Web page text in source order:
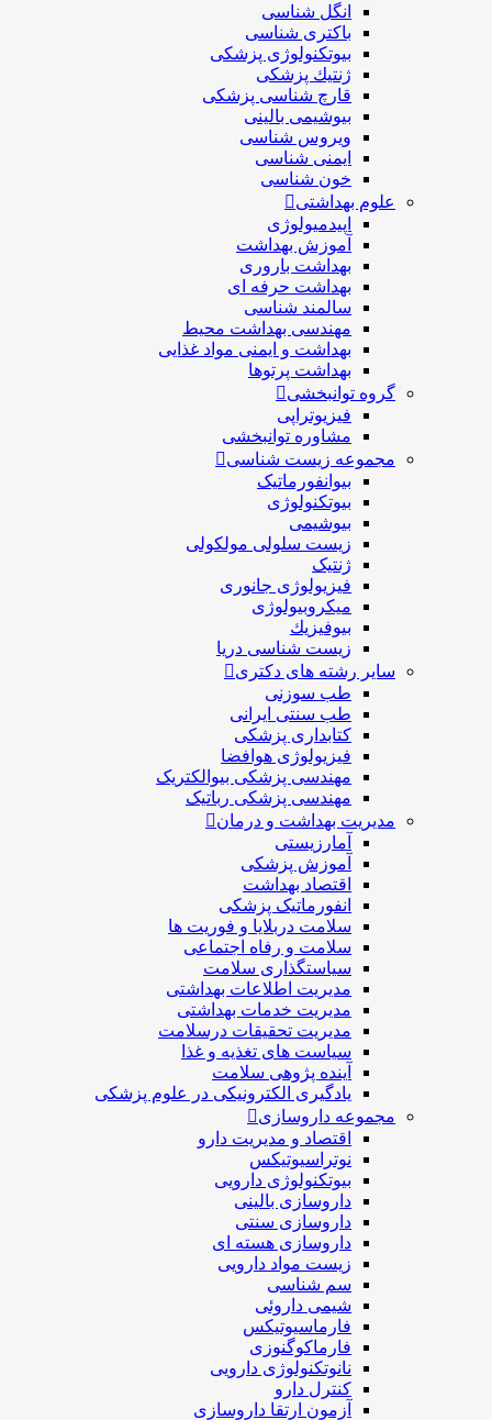
انگل شناسی
باکتری شناسی
بیوتکنولوژی پزشکی
ژنتيك پزشکی
قارچ شناسی پزشكی
بیوشیمی بالینی
ویروس شناسی
ایمنی شناسی
خون شناسی
علوم بهداشتی
اپیدمیولوژی
آموزش بهداشت
بهداشت باروری
بهداشت حرفه ای
سالمند شناسی
مهندسی بهداشت محيط
بهداشت و ایمنی مواد غذایی
بهداشت پرتوها
گروه توانبخشی
فیزیوتراپی
مشاوره توانبخشی
مجموعه زیست شناسی
بیوانفورماتیک
بیوتکنولوژی
بیوشیمی
زیست سلولی مولکولی
ژنتیک
فیزیولوژی جانوری
میکروبیولوژی
بيوفيزيك
زیست شناسی دریا
سایر رشته های دکتری
طب سوزنی
طب سنتی ایرانی
کتابداری پزشکی
فیزیولوژی هوافضا
مهندسی پزشکی بیوالکتریک
مهندسی پزشکی رباتیک
مدیریت بهداشت و درمان
آمارزیستی
آموزش پزشکی
اقتصاد بهداشت
انفورماتیک پزشکی
سلامت دربلايا و فوريت ها
سلامت و رفاه اجتماعی
سیاستگذاری سلامت
مدیریت اطلاعات بهداشتی
مدیریت خدمات بهداشتی
مدیریت تحقیقات درسلامت
سیاست های تغذیه و غذا
آینده پژوهی سلامت
یادگیری الکترونیکی در علوم پزشکی
مجموعه داروسازی
اقتصاد و مديريت دارو
نوتراسیوتیکس
بيوتكنولوژی دارویی
داروسازی بالينی
داروسازی سنتی
داروسازی هسته ای
زیست مواد دارویی
سم شناسی
شيمی داروئی
فارماسيوتيكس
فارماكوگنوزی
نانوتکنولوژی دارویی
كنترل دارو
آزمون ارتقا داروسازی